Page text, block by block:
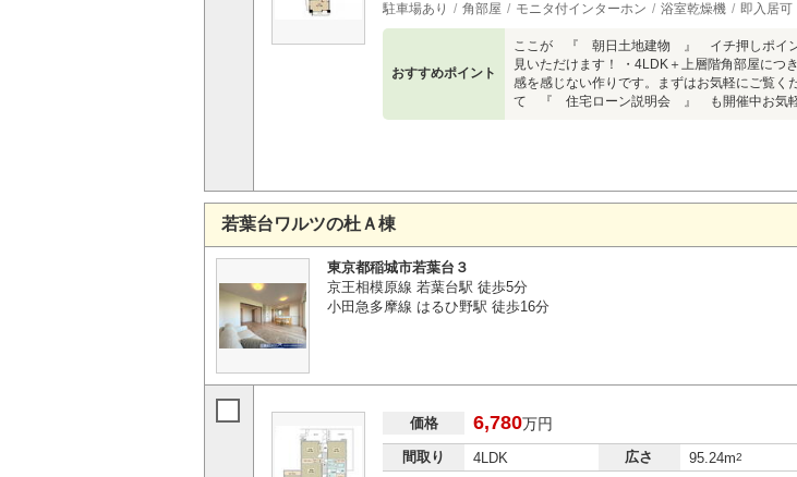
駐車場あり 角部屋 モニタ付インターホン 浴室乾燥機 即入居可
おすすめポイント
ここが 『 朝日土地建物 』 イチ押しポイン
見いただけます！ ・4LDK＋上層階角部屋につ
感を感じない作りです。まずはお気軽にご覧
て 『 住宅ローン説明会 』 も開催中お気軽
若葉台ワルツの杜Ａ棟
東京都稲城市若葉台３
京王相模原線 若葉台駅 徒歩5分
小田急多摩線 はるひ野駅 徒歩16分
価格 6,780万円
間取り 4LDK 広さ 95.24m2